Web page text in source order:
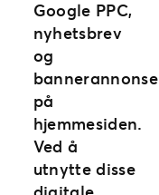
Google PPC,
nyhetsbrev
og
på
hjemmesiden.
Ved å
utnytte disse